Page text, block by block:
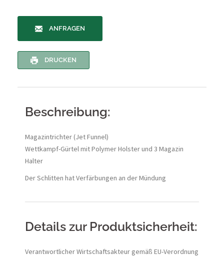
ANFRAGEN
DRUCKEN
Beschreibung:
Magazintrichter (Jet Funnel)
Wettkampf-Gürtel mit Polymer Holster und 3 Magazin
Halter
Der Schlitten hat Verfärbungen an der Mündung
Details zur Produktsicherheit:
Verantwortlicher Wirtschaftsakteur gemäß EU-Verordnung